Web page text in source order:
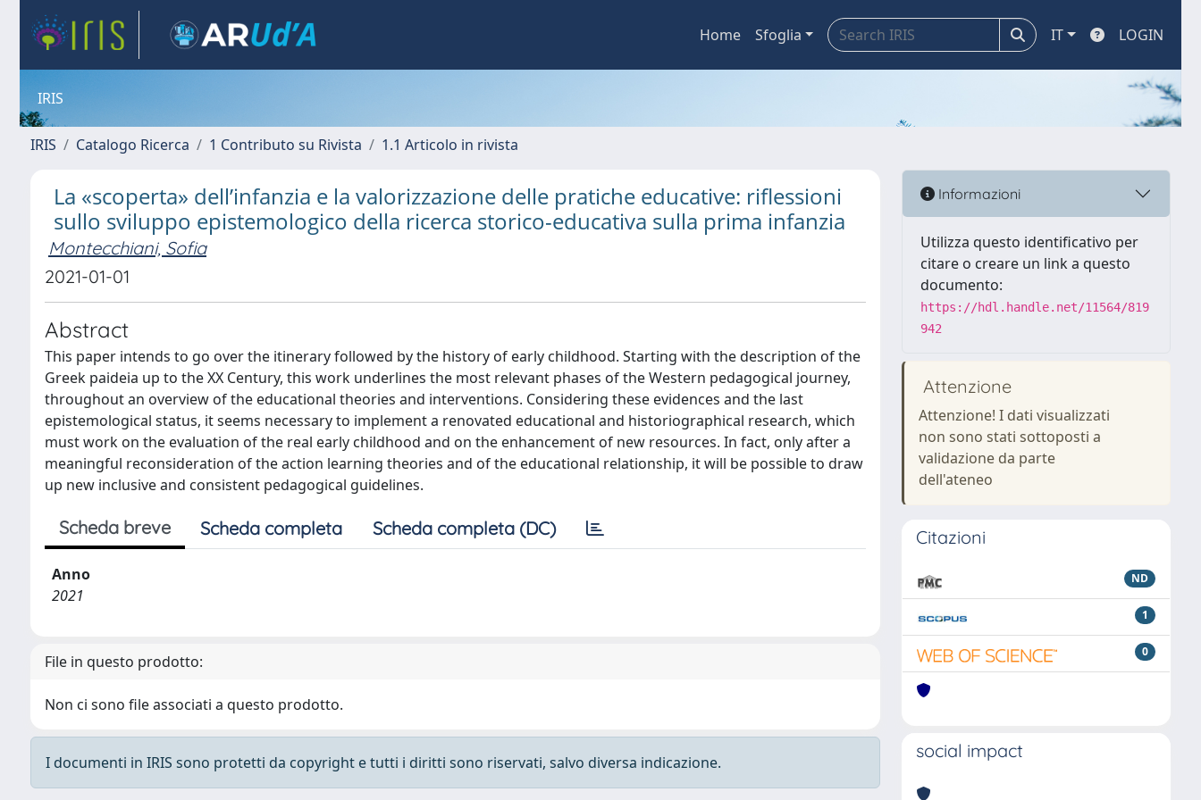
Home Sfoglia IT LOGIN
IRIS
IRIS Catalogo Ricerca 1 Contributo su Rivista 1.1 Articolo in rivista
La «scoperta» dell’infanzia e la valorizzazione delle pratiche educative: riflessioni
sullo sviluppo epistemologico della ricerca storico-educativa sulla prima infanzia
Montecchiani, Sofia
2021-01-01
Abstract
This paper intends to go over the itinerary followed by the history of early childhood. Starting with the description of the
Greek paideia up to the XX Century, this work underlines the most relevant phases of the Western pedagogical journey,
throughout an overview of the educational theories and interventions. Considering these evidences and the last
epistemological status, it seems necessary to implement a renovated educational and historiographical research, which
must work on the evaluation of the real early childhood and on the enhancement of new resources. In fact, only after a
meaningful reconsideration of the action learning theories and of the educational relationship, it will be possible to draw
up new inclusive and consistent pedagogical guidelines.
Scheda breve Scheda completa Scheda completa (DC)
Anno
2021
File in questo prodotto:
Non ci sono file associati a questo prodotto.
I documenti in IRIS sono protetti da copyright e tutti i diritti sono riservati, salvo diversa indicazione.
Informazioni
Utilizza questo identificativo per
citare o creare un link a questo
documento:
https://hdl.handle.net/11564/819
942
Attenzione
Attenzione! I dati visualizzati
non sono stati sottoposti a
validazione da parte
dell'ateneo
Citazioni
ND
1
0
social impact